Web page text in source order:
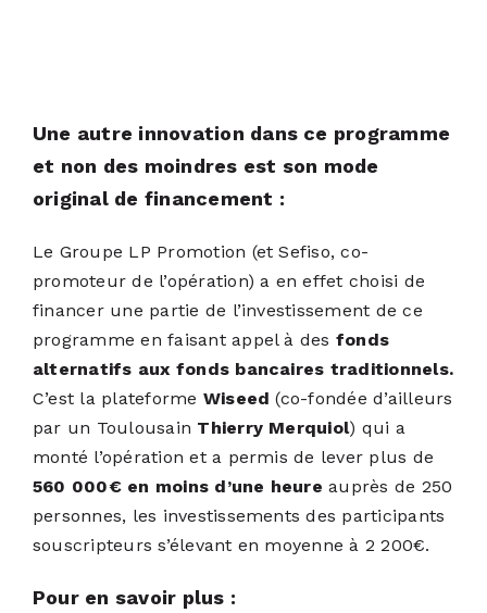
Une autre innovation dans ce programme
et non des moindres est son mode
original de financement :
Le Groupe LP Promotion (et Sefiso, co-
promoteur de l’opération) a en effet choisi de
financer une partie de l’investissement de ce
programme en faisant appel à des fonds
alternatifs aux fonds bancaires traditionnels.
C’est la plateforme Wiseed (co-fondée d’ailleurs
par un Toulousain Thierry Merquiol) qui a
monté l’opération et a permis de lever plus de
560 000€ en moins d’une heure auprès de 250
personnes, les investissements des participants
souscripteurs s’élevant en moyenne à 2 200€.
Pour en savoir plus :